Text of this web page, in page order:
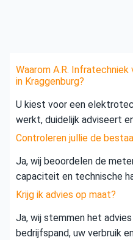
Waarom A.R.
in Kraggenburg?
U kiest voor een
werkt, duidelijk adviseert
Controleren jullie de
Ja, wij beoordelen de
capaciteit en technische
Krijg ik advies op maat?
Ja, wij stemmen het
bedrijfspand, uw verbruik